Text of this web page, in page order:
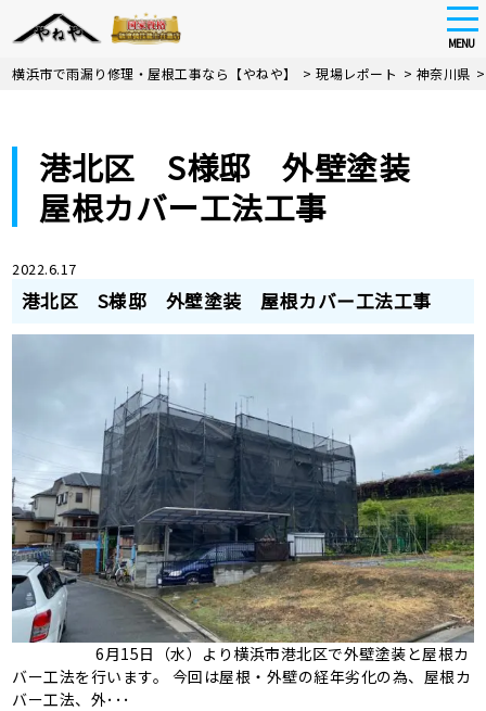
Skip
MENU
横浜市で雨漏り修理・屋根工事なら【やねや】 >現場レポート > 神奈川県
港北区 S様邸 外壁塗装
屋根カバー工法工事
2022.6.17
港北区 S様邸 外壁塗装 屋根カバー工法工事
6月15日（水）より横浜市港北区で外壁塗装と屋根カ
バー工法を行います。 今回は屋根・外壁の経年劣化の為、屋根カ
バー工法、外･･･